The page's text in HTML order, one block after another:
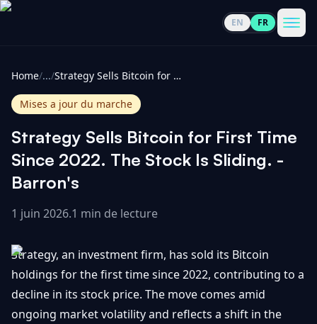
EN FR
Cryptomonnaies
tout
100
Hausses
tout
Mises à
jour du
marché
Voir
tout
NOUS
CONTACTER
Home/.../ Strategy Sells Bitcoin for First Time Since 2022. The Stock Is Sliding. - Barron's
Mises a jour du marche
Strategy Sells Bitcoin for First Time
Since 2022. The Stock Is Sliding. -
Barron's
1 juin 2026.1 min de lecture
Strategy, an investment firm, has sold its Bitcoin
holdings for the first time since 2022, contributing to a
decline in its stock price. The move comes amid
ongoing market volatility and reflects a shift in the